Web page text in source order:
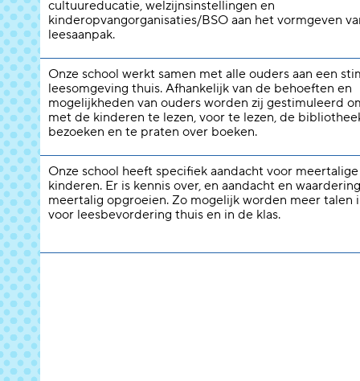
cultuureducatie, welzijnsinstellingen en
kinderopvangorganisaties/BSO aan het vormgeven
leesaanpak.
Onze school werkt samen met alle ouders aan een
leesomgeving thuis. Afhankelijk van de behoeften en
mogelijkheden van ouders worden zij gestimuleerd
met de kinderen te lezen, voor te lezen, de
bezoeken en te praten over boeken.
Onze school heeft specifiek aandacht voor
kinderen. Er is kennis over, en aandacht en
meertalig opgroeien. Zo mogelijk worden meer talen
voor leesbevordering thuis en in de klas.